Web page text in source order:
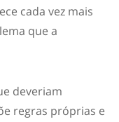
cada vez mais
que a
deveriam
regras próprias e